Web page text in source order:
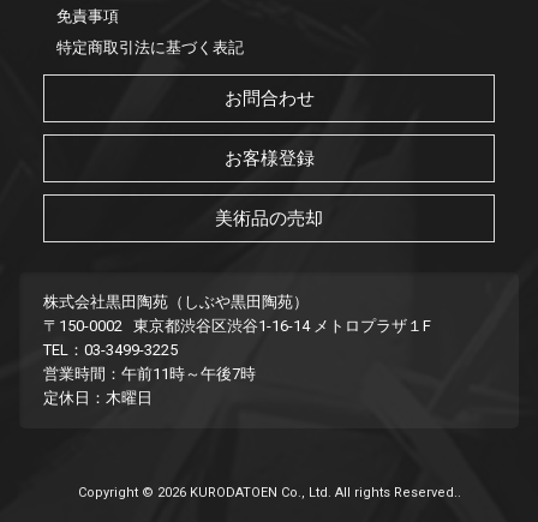
免責事項
特定商取引法に基づく表記
お問合わせ
お客様登録
美術品の売却
株式会社黒田陶苑（しぶや黒田陶苑）
〒150-0002 東京都渋谷区渋谷1-16-14 メトロプラザ１F
TEL：03-3499-3225
営業時間：午前11時～午後7時
定休日：木曜日
Copyright © 2026 KURODATOEN Co., Ltd. All rights Reserved..